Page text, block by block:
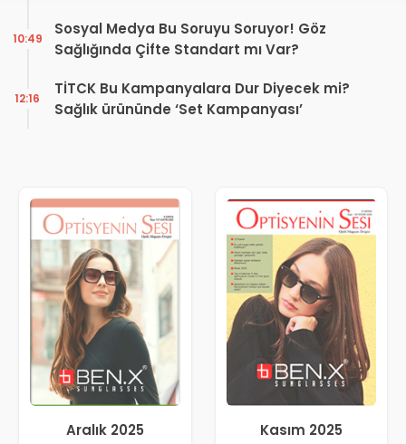
Sosyal Medya Bu Soruyu Soruyor! Göz
Sağlığında Çifte Standart mı Var?
10:49
TİTCK Bu Kampanyalara Dur Diyecek mi?
Sağlık ürününde ‘Set Kampanyası’
12:16
Aralık 2025 Kasım 2025